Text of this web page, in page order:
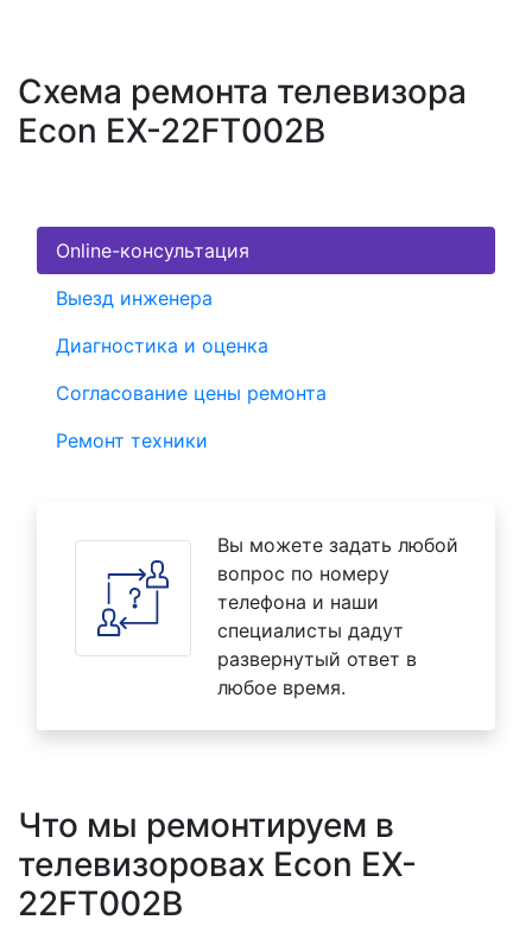
Схема ремонта телевизора
Econ EX-22FT002B
Online-консультация
Выезд инженера
Диагностика и оценка
Согласование цены ремонта
Ремонт техники
Вы можете задать любой
вопрос по номеру
телефона и наши
специалисты дадут
развернутый ответ в
любое время.
Что мы ремонтируем в
телевизоровах Econ EX-
22FT002B